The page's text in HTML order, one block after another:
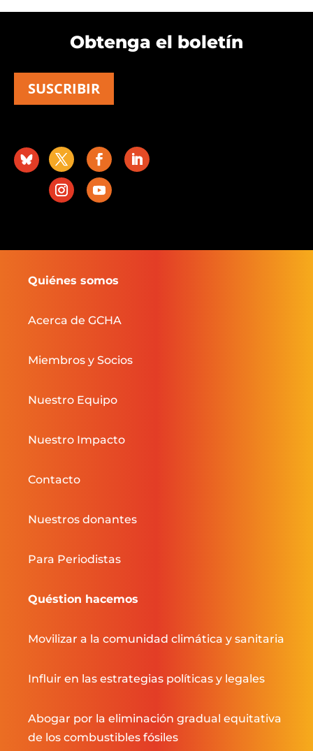
Obtenga el boletín
SUSCRIBIR
Quiénes somos
Acerca de GCHA
Miembros y Socios
Nuestro Equipo
Nuestro Impacto
Contacto
Nuestros donantes
Para Periodistas
Quéstion hacemos
Movilizar a la comunidad climática y sanitaria
Influir en las estrategias políticas y legales
Abogar por la eliminación gradual equitativa
de los combustibles fósiles